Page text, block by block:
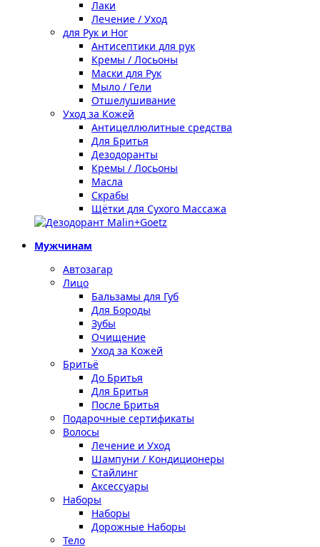
Лаки
Лечение / Уход
для Рук и Ног
Антисептики для рук
Кремы / Лосьоны
Маски для Рук
Мыло / Гели
Отшелушивание
Уход за Кожей
Антицеллюлитные средства
Для Бритья
Дезодоранты
Кремы / Лосьоны
Масла
Скрабы
Щётки для Сухого Массажа
Мужчинам
Автозагар
Лицо
Бальзамы для Губ
Для Бороды
Зубы
Очищение
Уход за Кожей
Бритьё
До Бритья
Для Бритья
После Бритья
Подарочные сертификаты
Волосы
Лечение и Уход
Шампуни / Кондиционеры
Стайлинг
Аксессуары
Наборы
Наборы
Дорожные Наборы
Тело